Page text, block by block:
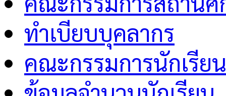
ทำเบียบบุคลากร
คณะกรรมการนักเรียน